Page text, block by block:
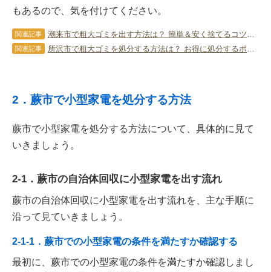
もあるので、気を付けてください。
関連記事 潮来市で粗大ゴミを出す方法は？ 簡単＆安く捨てるコツを教えます！
関連記事 所沢市で粗大ゴミを処分する方法は？ お得に処分するポイントを解説
2．蕨市で小型家電を処分する方法
蕨市で小型家電を処分する方法について、具体的に見て
いきましょう。
2-1．蕨市の自治体回収に小型家電を出す流れ
蕨市の自治体回収に小型家電を出す流れを、主な手順に
沿って見ていきましょう。
2-1-1．蕨市での小型家電の条件を満たすか確認する
最初に、蕨市での小型家電の条件を満たすか確認しまし